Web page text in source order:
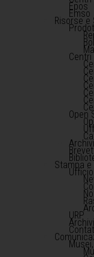
Epos
Emso
Risorse e
Centri
Open
Stampa e
URP